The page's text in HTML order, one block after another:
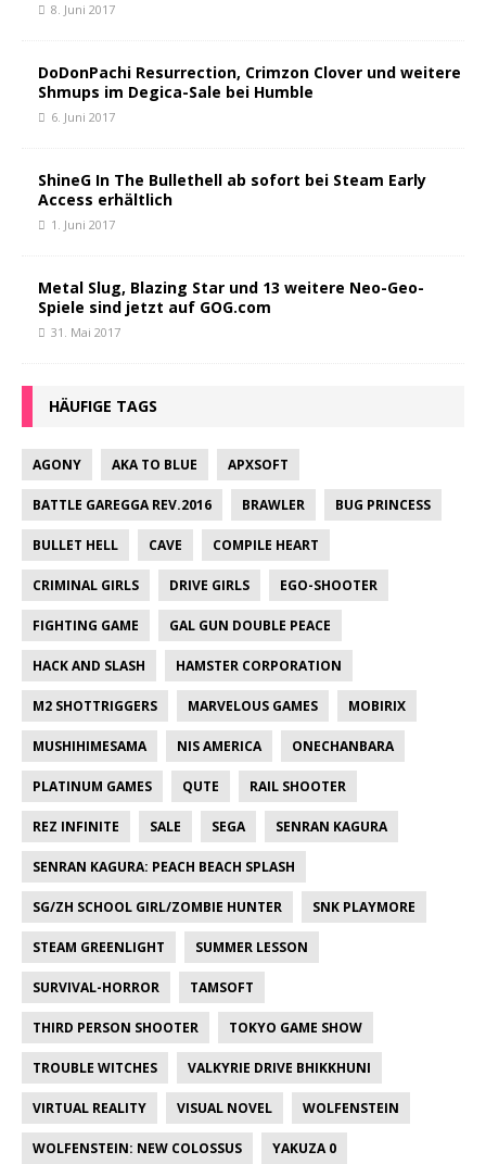
8. Juni 2017
DoDonPachi Resurrection, Crimzon Clover und weitere
Shmups im Degica-Sale bei Humble
6. Juni 2017
ShineG In The Bullethell ab sofort bei Steam Early
Access erhältlich
1. Juni 2017
Metal Slug, Blazing Star und 13 weitere Neo-Geo-
Spiele sind jetzt auf GOG.com
31. Mai 2017
HÄUFIGE TAGS
AGONY AKA TO BLUE APXSOFT
BATTLE GAREGGA REV.2016 BRAWLER BUG PRINCESS
BULLET HELL CAVE COMPILE HEART
CRIMINAL GIRLS DRIVE GIRLS EGO-SHOOTER
FIGHTING GAME GAL GUN DOUBLE PEACE
HACK AND SLASH HAMSTER CORPORATION
M2 SHOTTRIGGERS MARVELOUS GAMES MOBIRIX
MUSHIHIMESAMA NIS AMERICA ONECHANBARA
PLATINUM GAMES QUTE RAIL SHOOTER
REZ INFINITE SALE SEGA SENRAN KAGURA
SENRAN KAGURA: PEACH BEACH SPLASH
SG/ZH SCHOOL GIRL/ZOMBIE HUNTER SNK PLAYMORE
STEAM GREENLIGHT SUMMER LESSON
SURVIVAL-HORROR TAMSOFT
THIRD PERSON SHOOTER TOKYO GAME SHOW
TROUBLE WITCHES VALKYRIE DRIVE BHIKKHUNI
VIRTUAL REALITY VISUAL NOVEL WOLFENSTEIN
WOLFENSTEIN: NEW COLOSSUS YAKUZA 0